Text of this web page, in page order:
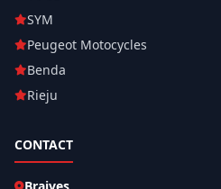
SYM
Peugeot Motocycles
Benda
Rieju
CONTACT